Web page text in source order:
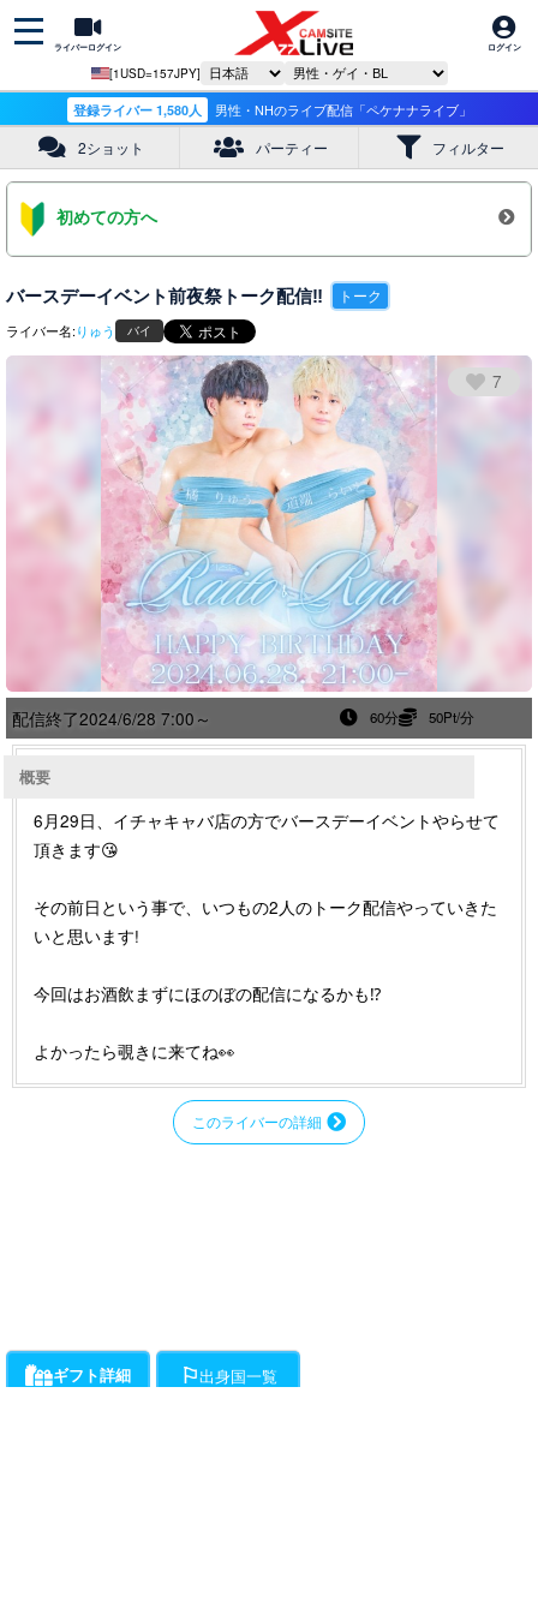
ライバーログイン ログイン
[1USD=157JPY]
登録ライバー 1,580人 男性・NHのライブ配信「ペケナナライブ」
2ショット パーティー フィルター
初めての方へ
バースデーイベント前夜祭トーク配信‼️
トーク
ライバー名:りゅう バイ
7
配信終了2024/6/28 7:00～ 60分 50Pt/分
概要
6月29日、イチャキャバ店の方でバースデーイベントやらせて
頂きます😘
その前日という事で、いつもの2人のトーク配信やっていきた
いと思います!
今回はお酒飲まずにほのぼの配信になるかも⁉️
よかったら覗きに来てね👀
このライバーの詳細
ギフト詳細 出身国一覧